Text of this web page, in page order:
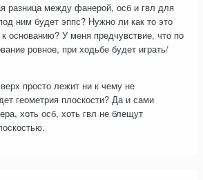
разница между фанерой, осб и гвл для
ним будет эппс? Нужно ли как то это
к основанию? У меня предчувствие, что по
ровное, при ходьбе будет играть/
просто лежит ни к чему не
геометрия плоскости? Да и сами
хоть осб, хоть гвл не блещут